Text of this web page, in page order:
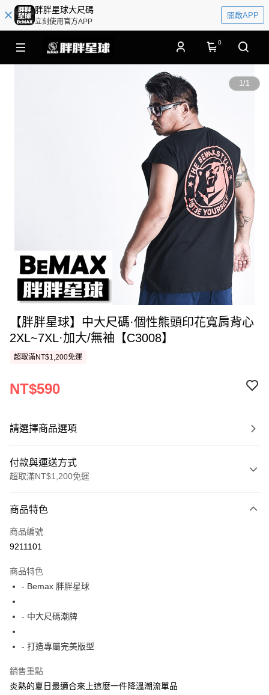
胖胖星球大尺碼
立刻使用官方APP
開啟APP
0
1/1
【胖胖星球】中大尺碼·個性熊頭印花寬肩背心
2XL~7XL·加大/無袖【C3008】
超取滿NT$1,200免運
NT$590
請選擇商品選項
付款與運送方式
超取滿NT$1,200免運
信用卡一次付款
超商取貨付款
Apple Pay
街口支付
AFTEE先享後付
相關說明
AFTEE先享後付是「在收到商品之後才付款」的支付方式。 讓您購物簡單
ATM付款
商品特色
商品編號
9211101
商品特色
- Bemax 胖胖星球
- 中大尺碼潮牌
- 打造專屬完美版型
銷售重點
炎熱的夏日最適合來上這麼一件降溫潮流單品